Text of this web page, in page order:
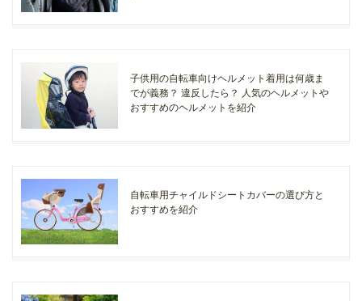
子供用の自転車向けヘルメット着用は何歳ま
でが義務？ 違反したら？ 人気のヘルメットや
おすすめのヘルメットを紹介
自転車用チャイルドシートカバーの選び方と
おすすめを紹介